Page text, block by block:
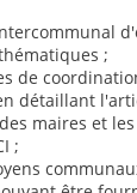
;
de
détaillant
maires et
;